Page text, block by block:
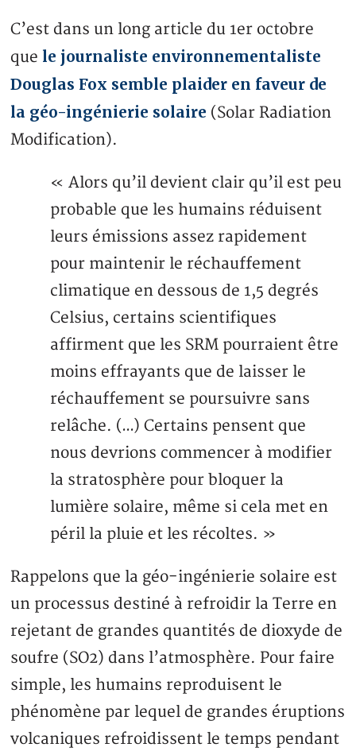
C’est dans un long article du 1er octobre
que le journaliste environnementaliste
Douglas Fox semble plaider en faveur de
la géo-ingénierie solaire (Solar Radiation
Modification).
« Alors qu’il devient clair qu’il est peu
probable que les humains réduisent
leurs émissions assez rapidement
pour maintenir le réchauffement
climatique en dessous de 1,5 degrés
Celsius, certains scientifiques
affirment que les SRM pourraient être
moins effrayants que de laisser le
réchauffement se poursuivre sans
relâche. (…) Certains pensent que
nous devrions commencer à modifier
la stratosphère pour bloquer la
lumière solaire, même si cela met en
péril la pluie et les récoltes. »
Rappelons que la géo-ingénierie solaire est
un processus destiné à refroidir la Terre en
rejetant de grandes quantités de dioxyde de
soufre (SO2) dans l’atmosphère. Pour faire
simple, les humains reproduisent le
phénomène par lequel de grandes éruptions
volcaniques refroidissent le temps pendant